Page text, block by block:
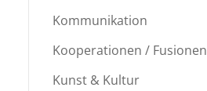
Kommunikation
Kooperationen / Fusionen
Kunst & Kultur